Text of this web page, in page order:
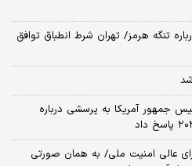
تنگه هرمز/ تهران شرط انطباق توافق
آمریکا به پرسشی درباره
عالی امنیت ملی/ به همان صورتی